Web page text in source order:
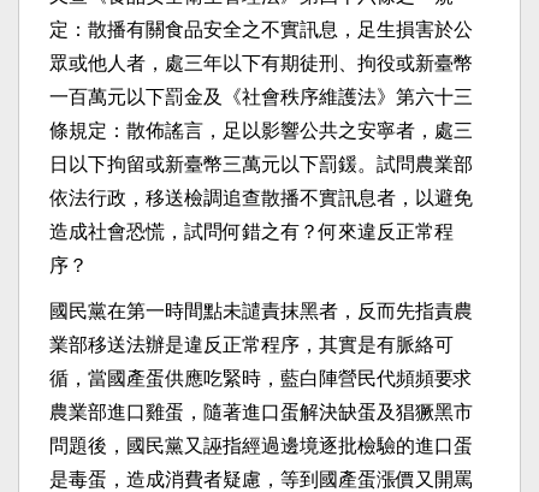
定：散播有關食品安全之不實訊息，足生損害於公
眾或他人者，處三年以下有期徒刑、拘役或新臺幣
一百萬元以下罰金及《社會秩序維護法》第六十三
條規定：散佈謠言，足以影響公共之安寧者，處三
日以下拘留或新臺幣三萬元以下罰鍰。試問農業部
依法行政，移送檢調追查散播不實訊息者，以避免
造成社會恐慌，試問何錯之有？何來違反正常程
序？
國民黨在第一時間點未譴責抹黑者，反而先指責農
業部移送法辦是違反正常程序，其實是有脈絡可
循，當國產蛋供應吃緊時，藍白陣營民代頻頻要求
農業部進口雞蛋，隨著進口蛋解決缺蛋及猖獗黑市
問題後，國民黨又誣指經過邊境逐批檢驗的進口蛋
是毒蛋，造成消費者疑慮，等到國產蛋漲價又開罵